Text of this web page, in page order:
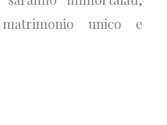
unico e